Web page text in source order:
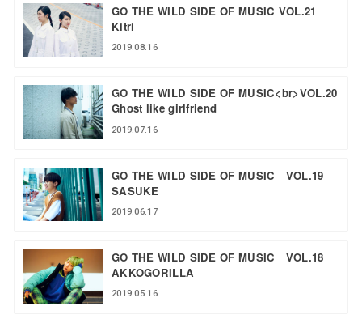
GO THE WILD SIDE OF MUSIC VOL.21
Kitri
2019.08.16
GO THE WILD SIDE OF MUSIC<br>VOL.20
Ghost like girlfriend
2019.07.16
GO THE WILD SIDE OF MUSIC VOL.19
SASUKE
2019.06.17
GO THE WILD SIDE OF MUSIC VOL.18
AKKOGORILLA
2019.05.16